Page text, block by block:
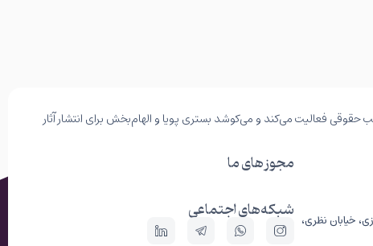
فعالیت می‌کند و می‌کوشد بستری پویا و الهام‌بخش برای انتشار آثار
خیابان نظری،
مجوز های ما
شبکه‌های اجتماعی